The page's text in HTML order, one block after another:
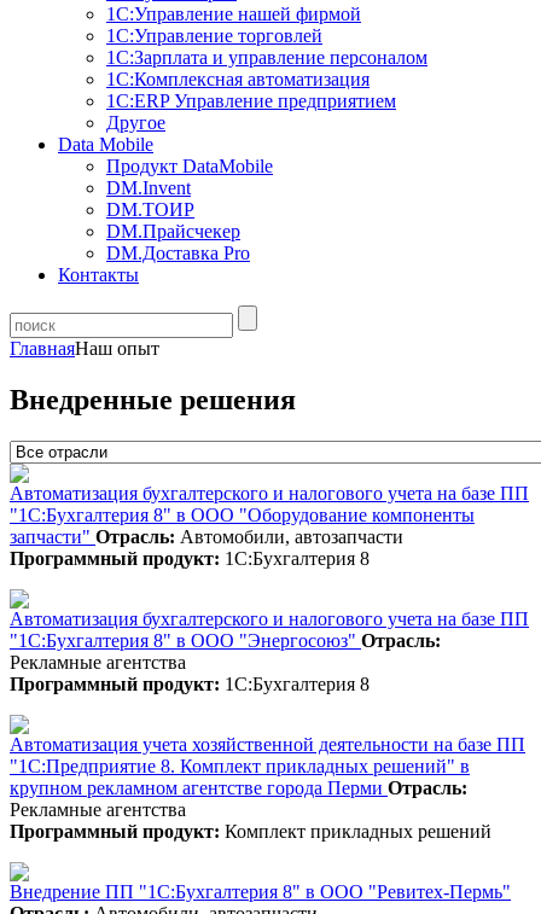
1С:Управление нашей фирмой
1С:Управление торговлей
1С:Зарплата и управление персоналом
1С:Комплексная автоматизация
1С:ERP Управление предприятием
Другое
Data Mobile
Продукт DataMobile
DM.Invent
DM.ТОИР
DM.Прайсчекер
DM.Доставка Pro
Контакты
ГлавнаяНаш опыт
Внедренные решения
Автоматизация бухгалтерского и налогового учета на базе ПП
"1С:Бухгалтерия 8" в ООО "Оборудование компоненты
запчасти" Отрасль: Автомобили, автозапчасти
Программный продукт: 1С:Бухгалтерия 8
Автоматизация бухгалтерского и налогового учета на базе ПП
"1С:Бухгалтерия 8" в ООО "Энергосоюз" Отрасль:
Рекламные агентства
Программный продукт: 1С:Бухгалтерия 8
Автоматизация учета хозяйственной деятельности на базе ПП
"1С:Предприятие 8. Комплект прикладных решений" в
крупном рекламном агентстве города Перми Отрасль:
Рекламные агентства
Программный продукт: Комплект прикладных решений
Внедрение ПП "1С:Бухгалтерия 8" в ООО "Ревитех-Пермь"